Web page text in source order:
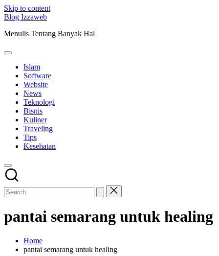
Skip to content
Blog Izzaweb
Menulis Tentang Banyak Hal
Islam
Software
Website
News
Teknologi
Bisnis
Kuliner
Traveling
Tips
Kesehatan
pantai semarang untuk healing
Home
pantai semarang untuk healing